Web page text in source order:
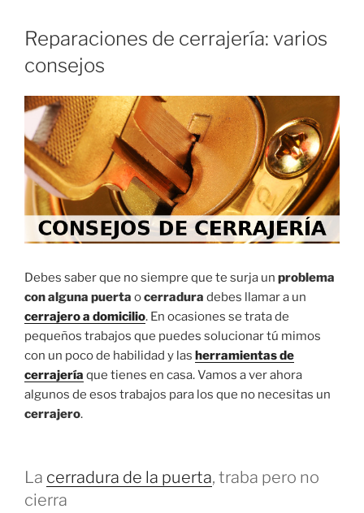
Reparaciones de cerrajería: varios
consejos
Debes saber que no siempre que te surja un problema
con alguna puerta ocerradura debes llamar a un
cerrajero a domicilio. En ocasiones se trata de
pequeños trabajos que puedes solucionar tú mimos
con un poco de habilidad y las herramientas de
cerrajería que tienes en casa. Vamos a ver ahora
algunos de esos trabajos para los que no necesitas un
cerrajero.
La cerradura de la puerta, traba pero no
cierra